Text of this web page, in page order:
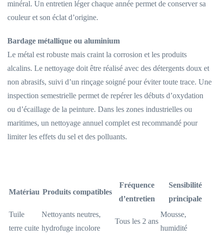
minéral. Un entretien léger chaque année permet de conserver sa
couleur et son éclat d’origine.
Bardage métallique ou aluminium
Le métal est robuste mais craint la corrosion et les produits
alcalins. Le nettoyage doit être réalisé avec des détergents doux et
non abrasifs, suivi d’un rinçage soigné pour éviter toute trace. Une
inspection semestrielle permet de repérer les débuts d’oxydation
ou d’écaillage de la peinture. Dans les zones industrielles ou
maritimes, un nettoyage annuel complet est recommandé pour
limiter les effets du sel et des polluants.
Matériau Produits compatibles
Fréquence
d’entretien
Sensibilité
principale
Tuile
terre cuite
Nettoyants neutres,
hydrofuge incolore
Tous les 2 ans
Mousse,
humidité